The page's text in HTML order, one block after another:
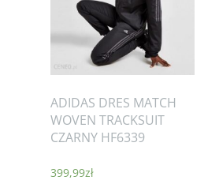
ADIDAS DRES MATCH
WOVEN TRACKSUIT
CZARNY HF6339
399,99zł